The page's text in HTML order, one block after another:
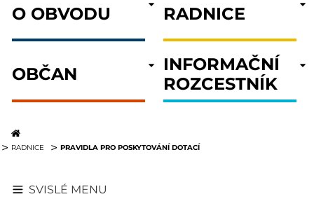
O OBVODU RADNICE
OBČAN
INFORMAČNÍ
ROZCESTNÍK
RADNICE PRAVIDLA PRO POSKYTOVÁNÍ DOTACÍ
SVISLÉ MENU